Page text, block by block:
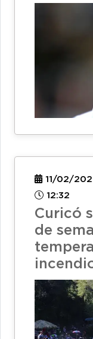
11/02/
12:32
Curicó
de